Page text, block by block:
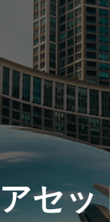
アセ